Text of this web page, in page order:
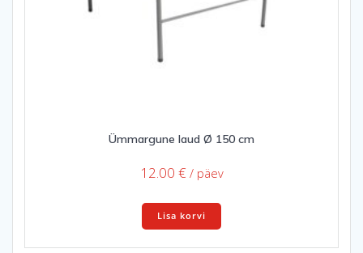
Ümmargune laud Ø 150 cm
12.00 € / päev
Lisa korvi